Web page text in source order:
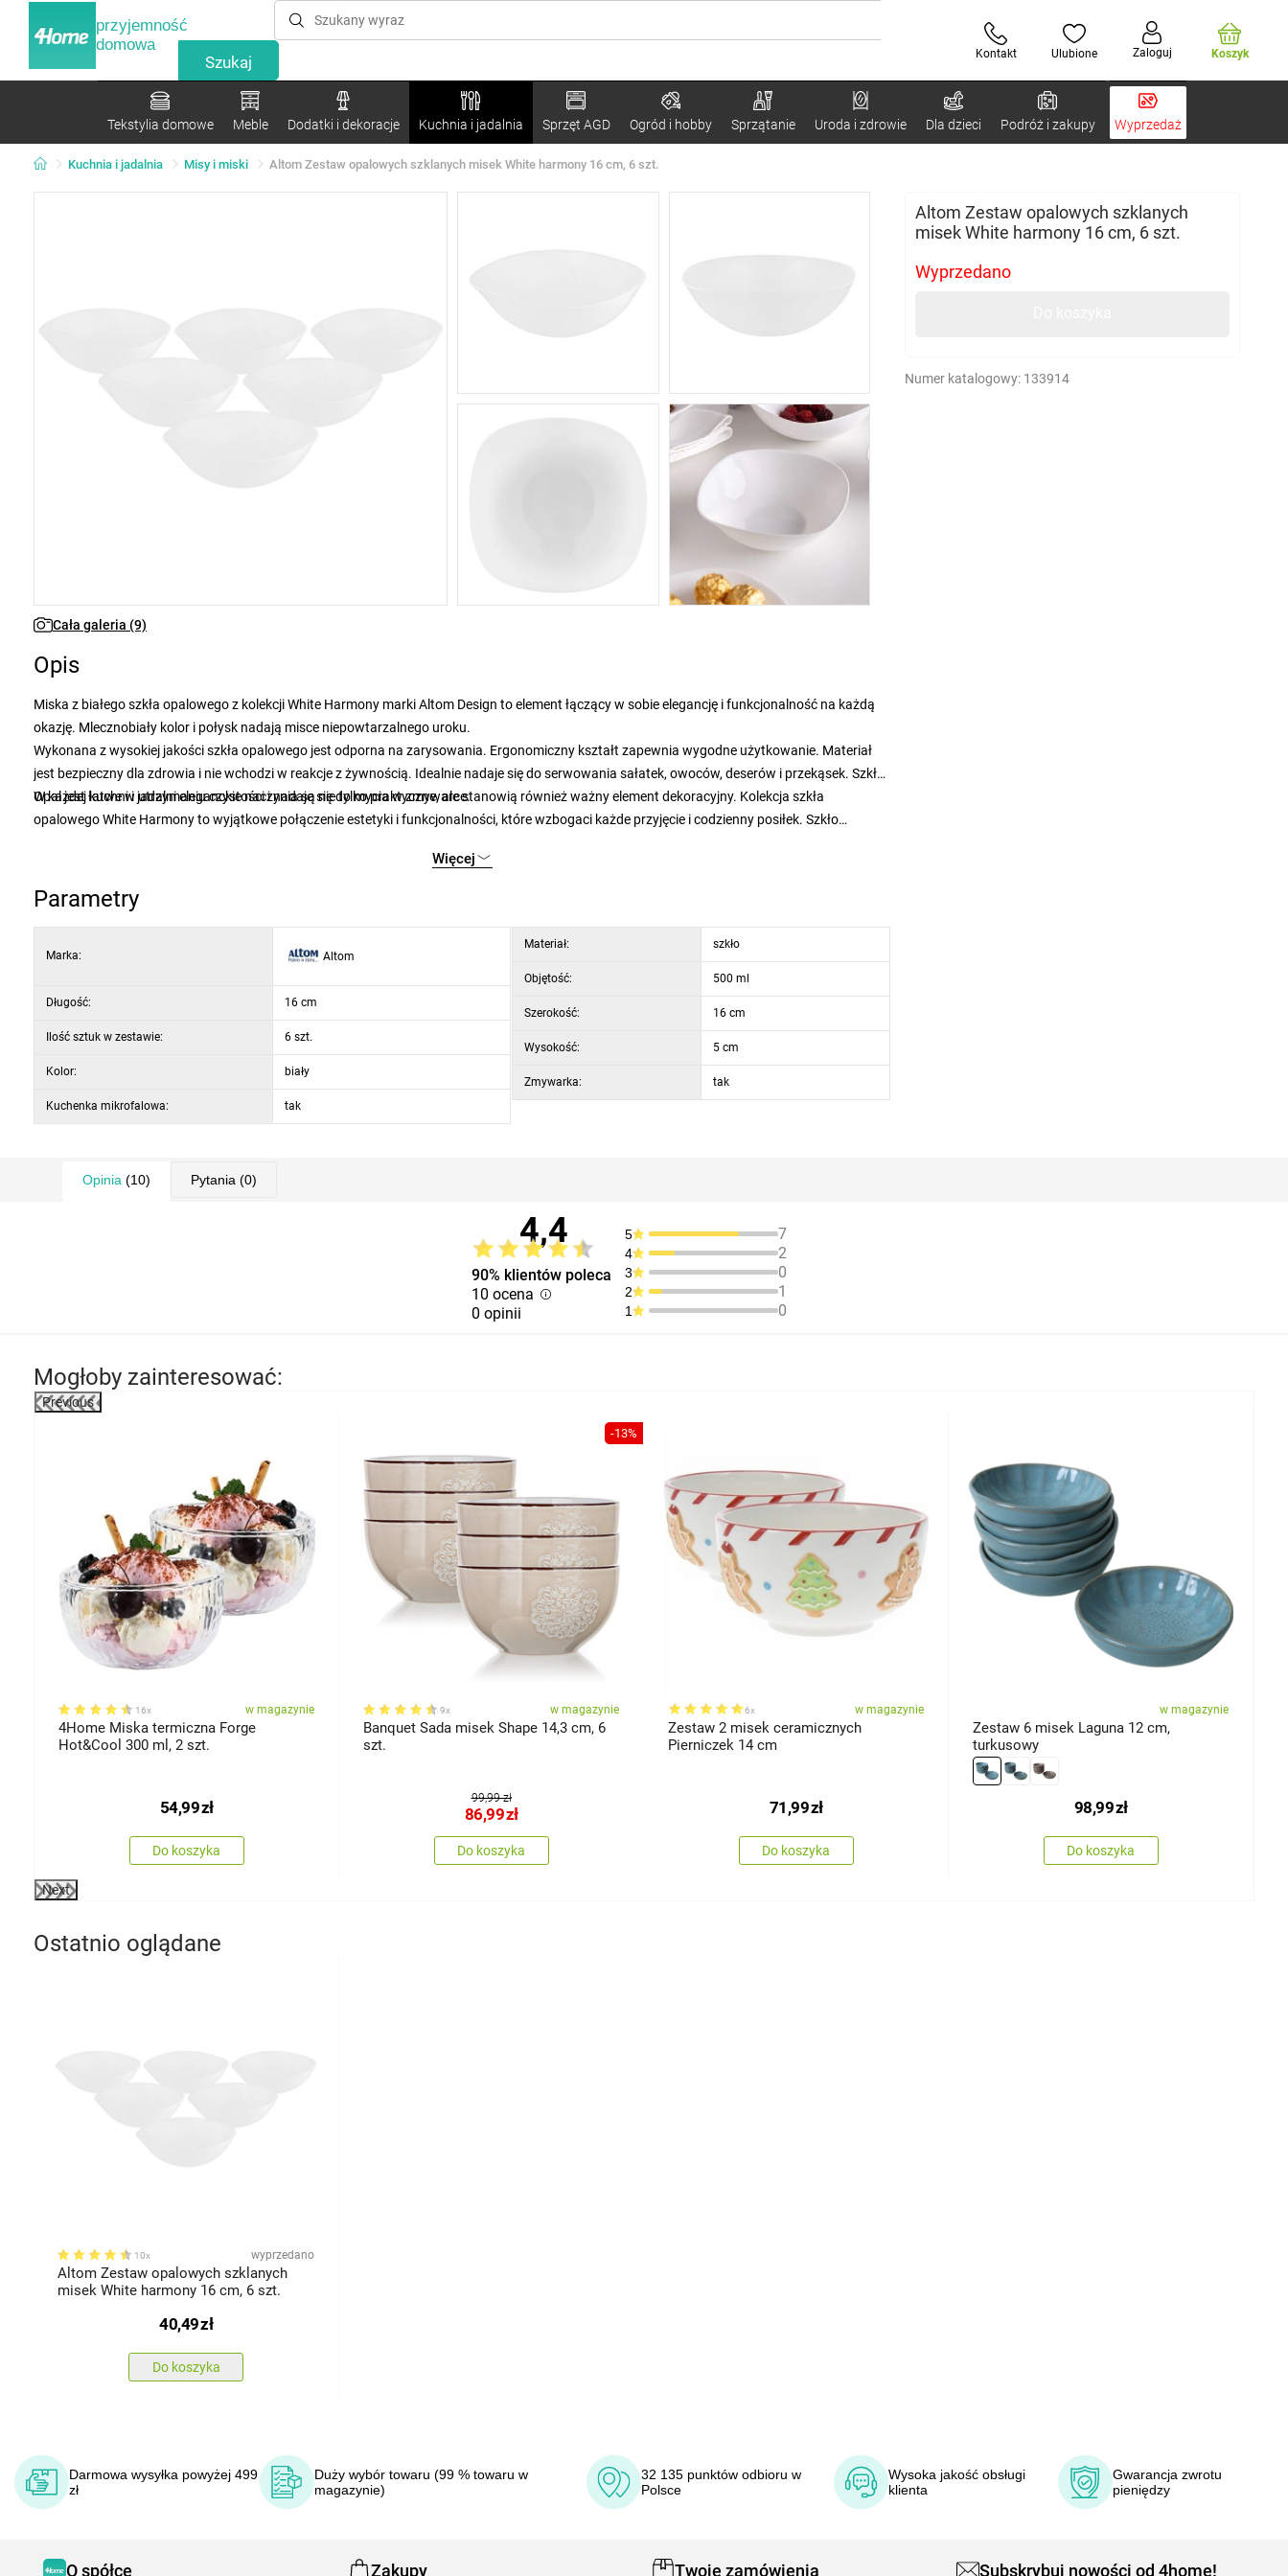
przyjemność
domowa
Kontakt Ulubione Zaloguj Koszyk
Tekstylia domowe Meble Dodatki i dekoracje Kuchnia i jadalnia Sprzęt AGD Ogród i hobby Sprzątanie Uroda i zdrowie Dla dzieci Podróż i zakupy Wyprzedaż
Kuchnia i jadalnia Misy i miski Altom Zestaw opalowych szklanych misek White harmony 16 cm, 6 szt.
Cała galeria (9)
Altom Zestaw opalowych szklanych
misek White harmony 16 cm, 6 szt.
Wyprzedano
Numer katalogowy: 133914
Opis
Miska z białego szkła opalowego z kolekcji White Harmony marki Altom Design to element łączący w sobie elegancję i funkcjonalność na każdą
okazję. Mlecznobiały kolor i połysk nadają misce niepowtarzalnego uroku.
Wykonana z wysokiej jakości szkła opalowego jest odporna na zarysowania. Ergonomiczny kształt zapewnia wygodne użytkowanie. Materiał
jest bezpieczny dla zdrowia i nie wchodzi w reakcje z żywnością. Idealnie nadaje się do serwowania sałatek, owoców, deserów i przekąsek. Szkło
Opal jest łatwe w utrzymaniu czystości i nadaje się do mycia w zmywarce.
W każdej kuchni i jadalni eleganckie naczynia są nie tylko praktyczne, ale stanowią również ważny element dekoracyjny. Kolekcja szkła
opalowego White Harmony to wyjątkowe połączenie estetyki i funkcjonalności, które wzbogaci każde przyjęcie i codzienny posiłek. Szkło
Więcej
Parametry
Marka: Altom
Długość: 16 cm
Ilość sztuk w zestawie: 6 szt.
Kolor: biały
Kuchenka mikrofalowa: tak
Materiał: szkło
Objętość: 500 ml
Szerokość: 16 cm
Wysokość: 5 cm
Zmywarka: tak
Opinia (10) Pytania (0)
4,4
90% klientów poleca
10 ocena
0 opinii
5 7
4 2
3 0
2 1
1 0
Mogłoby zainteresować:
Previous
16x w magazynie
4Home Miska termiczna Forge
Hot&Cool 300 ml, 2 szt.
54,99zł
Do koszyka
-13%
9x w magazynie
Banquet Sada misek Shape 14,3 cm, 6
szt.
99,99 zł
86,99zł
Do koszyka
6x w magazynie
Zestaw 2 misek ceramicznych
Pierniczek 14 cm
71,99zł
Do koszyka
w magazynie
Zestaw 6 misek Laguna 12 cm,
turkusowy
98,99zł
Do koszyka
Next
Ostatnio oglądane
10x wyprzedano
Altom Zestaw opalowych szklanych
misek White harmony 16 cm, 6 szt.
40,49zł
Do koszyka
Darmowa wysyłka powyżej 499
zł
Duży wybór towaru (99 % towaru w
magazynie)
32 135 punktów odbioru w
Polsce
Wysoka jakość obsługi
klienta
Gwarancja zwrotu
pieniędzy
O spółce Zakupy Twoje zamówienia Subskrybuj nowości od 4home!